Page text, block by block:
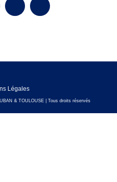
& TOULOUSE | Tous droits réservés
Légales